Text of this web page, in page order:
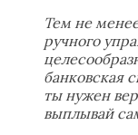
Тем не
ручного
банковская
ты нужен
выплывай